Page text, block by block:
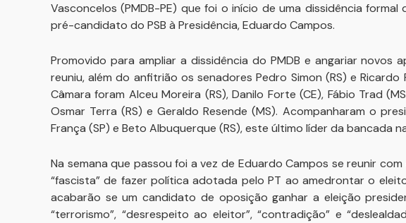
Vasconcelos (PMDB-PE) que foi o início de uma dissidência
pré-candidato do PSB à Presidência, Eduardo Campos.
Promovido para ampliar a dissidência do PMDB e angariar novos
reuniu, além do anfitrião os senadores Pedro Simon (RS) e
Câmara foram Alceu Moreira (RS), Danilo Forte (CE), Fábio Trad
Osmar Terra (RS) e Geraldo Resende (MS). Acompanharam o
França (SP) e Beto Albuquerque (RS), este último líder da bancada
Na semana que passou foi a vez de Eduardo Campos se reunir
“fascista” de fazer política adotada pelo PT ao amedrontar o
acabarão se um candidato de oposição ganhar a eleição
“terrorismo”, “desrespeito ao eleitor”, “contradição” e